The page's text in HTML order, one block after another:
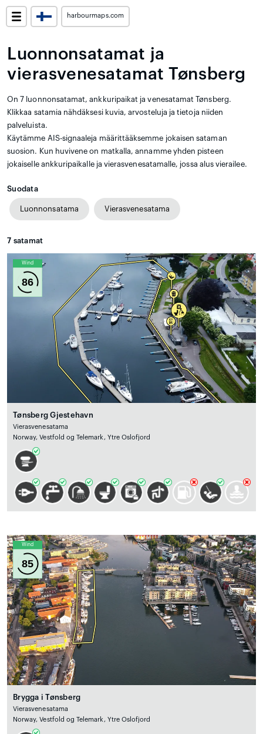
harbourmaps.com
Luonnonsatamat ja
vierasvenesatamat Tønsberg
On 7 luonnonsatamat, ankkuripaikat ja venesatamat Tønsberg.
Klikkaa satamia nähdäksesi kuvia, arvosteluja ja tietoja niiden
palveluista.
Käytämme AIS-signaaleja määrittääksemme jokaisen sataman
suosion. Kun huvivene on matkalla, annamme yhden pisteen
jokaiselle ankkuripaikalle ja vierasvenesatamalle, jossa alus vierailee.
Suodata
Luonnonsatama Vierasvenesatama
7 satamat
Wind
86
Tønsberg Gjestehavn
Vierasvenesatama
Norway, Vestfold og Telemark, Ytre Oslofjord
Wind
85
Brygga i Tønsberg
Vierasvenesatama
Norway, Vestfold og Telemark, Ytre Oslofjord